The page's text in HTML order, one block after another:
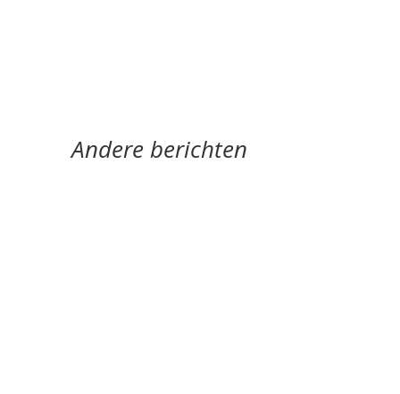
Andere berichten